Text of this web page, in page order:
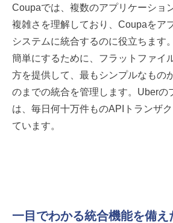
Coupaでは、複数のアプリケーショ
複雑さを理解しており、Coupaをア
システムに統合するのに役立ちます
簡単にするために、フラットファイ
方を提供して、最もシンプルなもの
のまでの統合を管理します。Uberの
は、毎日何十万件ものAPIトランザ
ています。
一目でわかる統合機能を備